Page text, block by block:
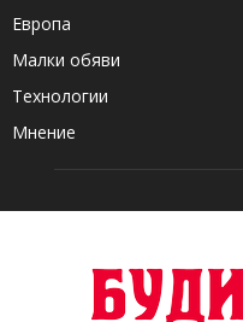
Европа
Малки обяви
Технологии
Мнение